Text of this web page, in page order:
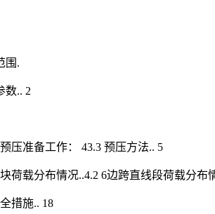
围.
数.. 2
压准备工作： 43.3 预压方法.. 5
荷载分布情况..4.2 6边跨直线段荷载分布
措施.. 18